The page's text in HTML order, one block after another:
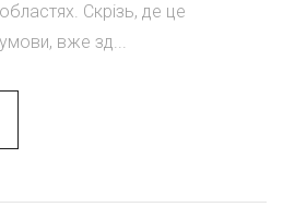
Скрізь, де це
вже зд...